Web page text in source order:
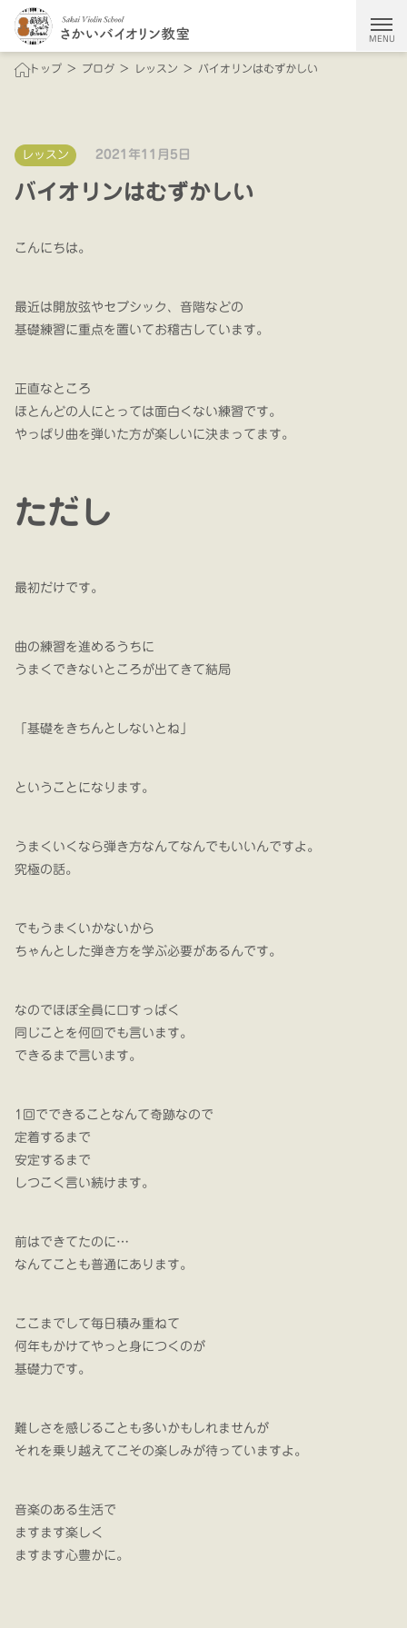
教室について
バイオリンレッスン
オンラインレッスン
料金
ブログ
MENU
トップ ブログ レッスン バイオリンはむずかしい
レッスン 2021年11月5日
バイオリンはむずかしい
こんにちは。
最近は開放弦やセブシック、音階などの
基礎練習に重点を置いてお稽古しています。
正直なところ
ほとんどの人にとっては面白くない練習です。
やっぱり曲を弾いた方が楽しいに決まってます。
ただし
最初だけです。
曲の練習を進めるうちに
うまくできないところが出てきて結局
「基礎をきちんとしないとね」
ということになります。
うまくいくなら弾き方なんてなんでもいいんですよ。
究極の話。
でもうまくいかないから
ちゃんとした弾き方を学ぶ必要があるんです。
なのでほぼ全員に口すっぱく
同じことを何回でも言います。
できるまで言います。
1回でできることなんて奇跡なので
定着するまで
安定するまで
しつこく言い続けます。
前はできてたのに…
なんてことも普通にあります。
ここまでして毎日積み重ねて
何年もかけてやっと身につくのが
基礎力です。
難しさを感じることも多いかもしれませんが
それを乗り越えてこその楽しみが待っていますよ。
音楽のある生活で
ますます楽しく
ますます心豊かに。